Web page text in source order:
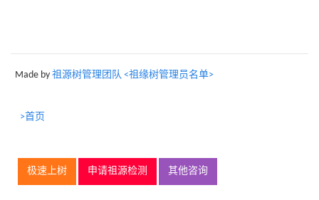
Made by 祖源树管理团队 <祖缘树管理员名单>
>首页
极速上树 申请祖源检测 其他咨询